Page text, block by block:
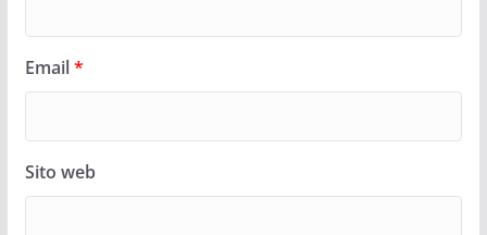
Email*
Sito web